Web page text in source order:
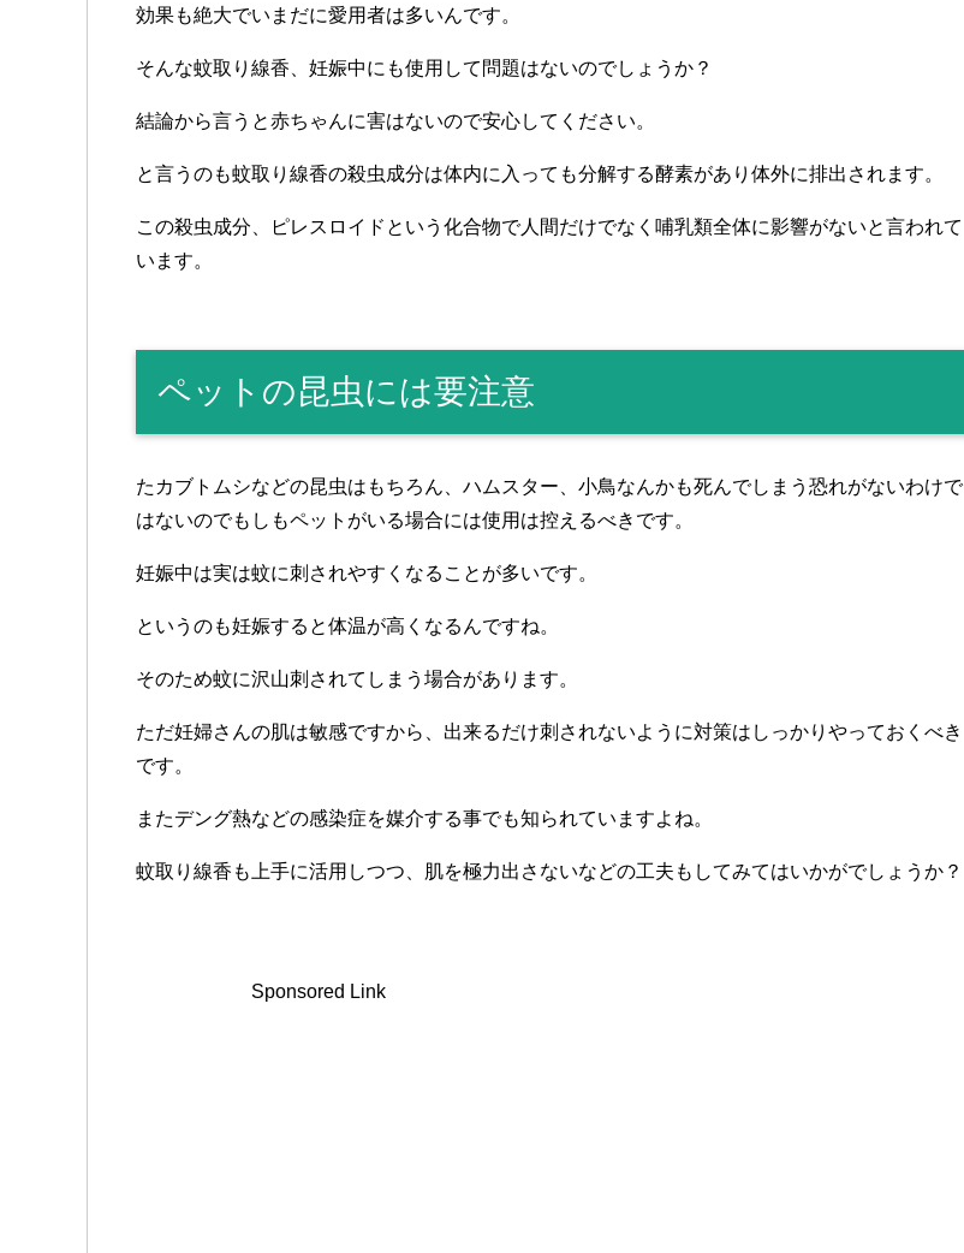
効果も絶大でいまだに愛用者は多いんです。
そんな蚊取り線香、妊娠中にも使用して問題はないのでしょうか？
結論から言うと赤ちゃんに害はないので安心してください。
と言うのも蚊取り線香の殺虫成分は体内に入っても分解する酵素があり体外に排出されます。
この殺虫成分、ピレスロイドという化合物で人間だけでなく哺乳類全体に影響がないと言われて
います。
ペットの昆虫には要注意
たカブトムシなどの昆虫はもちろん、ハムスター、小鳥なんかも死んでしまう恐れがないわけで
はないのでもしもペットがいる場合には使用は控えるべきです。
妊娠中は実は蚊に刺されやすくなることが多いです。
というのも妊娠すると体温が高くなるんですね。
そのため蚊に沢山刺されてしまう場合があります。
ただ妊婦さんの肌は敏感ですから、出来るだけ刺されないように対策はしっかりやっておくべき
です。
またデング熱などの感染症を媒介する事でも知られていますよね。
蚊取り線香も上手に活用しつつ、肌を極力出さないなどの工夫もしてみてはいかがでしょうか？
Sponsored Link